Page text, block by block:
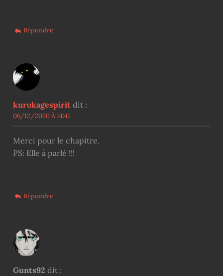
Répondre
kurokagespirit dit :
06/12/2020 À 14:41
Merci pour le chapitre.
PS: Elle à parlé !!!
Répondre
Gunts92 dit :